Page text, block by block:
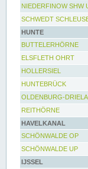
NIEDERFINOW SHW
SCHWEDT
HUNTE
BUTTELERHÖRNE
ELSFLETH OHRT
HOLLERSIEL
HUNTEBRÜCK
OLDENBURG-
REITHÖRNE
HAVELKANAL
SCHÖNWALDE OP
SCHÖNWALDE UP
IJSSEL